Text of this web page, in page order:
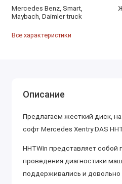
Mercedes Benz, Smart,
Maybach, Daimler truck
Все характеристики
Описание
Предлагаем жесткий диск,
софт Mercedes Xentry DAS
HHTWin представляет собой
проведения диагностики
поддерживались и